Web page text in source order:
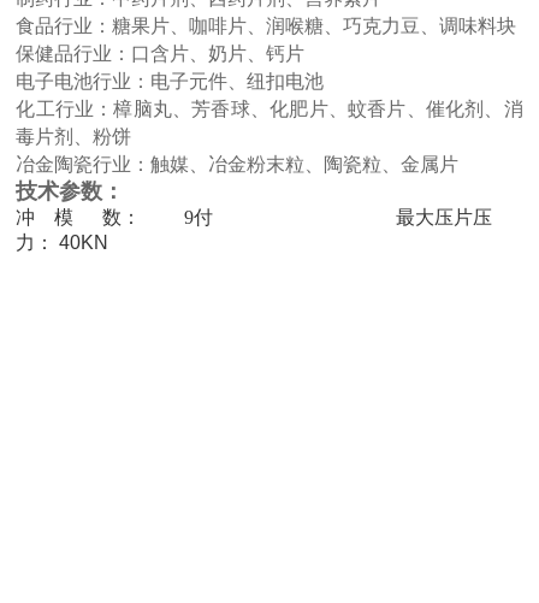
食品行业：糖果片、咖啡片、润喉糖、巧克力豆、调味料块
保健品行业：口含片、奶片、钙片
电子电池行业：电子元件、纽扣电池
化工行业：樟脑丸、芳香球、化肥片、蚊香片、催化剂、消
毒片剂、粉饼
冶金陶瓷行业：触媒、冶金粉末粒、陶瓷粒、金属片
技术参数：
冲 模 数：9付 最大压片压
力： 40KN